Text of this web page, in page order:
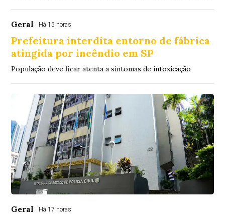
Geral Há 15 horas
Prefeitura interdita entorno de fábrica
atingida por incêndio em SP
População deve ficar atenta a sintomas de intoxicação
Geral Há 17 horas